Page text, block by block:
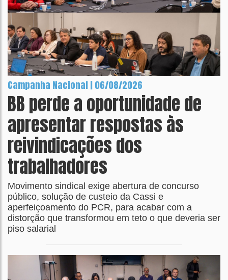
Campanha Nacional | 06/08/2026
BB perde a oportunidade de
apresentar respostas às
reivindicações dos
trabalhadores
Movimento sindical exige abertura de concurso
público, solução de custeio da Cassi e
aperfeiçoamento do PCR, para acabar com a
distorção que transformou em teto o que deveria ser
piso salarial